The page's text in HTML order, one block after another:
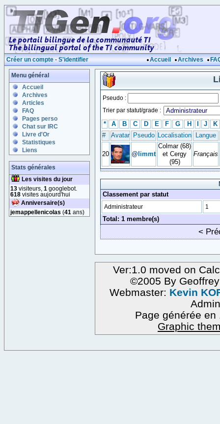
Créer un compte - S'identifier Accueil Archives
Menu général
Accueil
Archives
Articles
FAQ
Pages perso
Chat sur IRC
Livre d'Or
Statistiques
Liens
Stats générales
Les visites du jour
13 visiteurs, 1 googlebot.
618 visites aujourd'hui
Anniversaire(s)
jemappellenicolas (41 ans)
Pseudo :
Trier par statut/grade :
* A B C D E F G H J
K
#
Avatar Pseudo Localisation Langue
20 @ limmt
Colmar (68)
et Cergy
(95)
Français
Classement par statut
Administrateur 1
Total: 1 membre(s)
<
Ver:1.0 moved on
©2005 By
Webmaster: Kevin
Page générée
Graphic